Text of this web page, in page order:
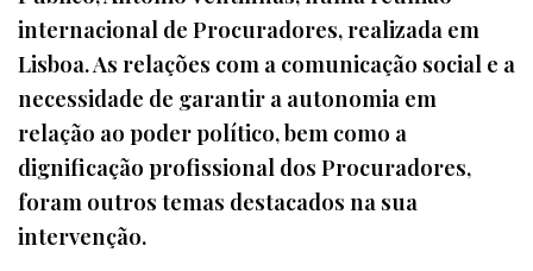
internacional de Procuradores, realizada em
Lisboa. As relações com a comunicação social e a
necessidade de garantir a autonomia em
relação ao poder político, bem como a
dignificação profissional dos Procuradores,
foram outros temas destacados na sua
intervenção.